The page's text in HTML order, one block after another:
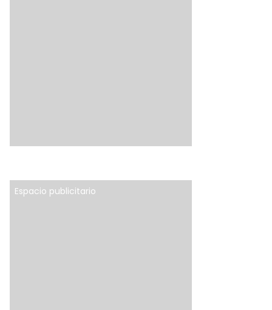
Espacio publicitario